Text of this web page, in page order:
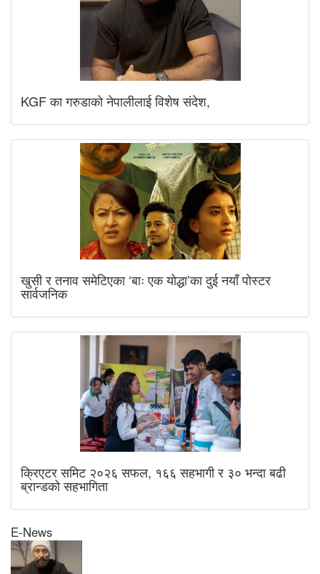
KGF का गरुडाको नेपालीलाई विशेष संदेश,
खुसी र तनाव समेटिएका ‘बाः एक योद्धा’का दुई नयाँ पोस्टर
सार्वजनिक
क्रिएटर समिट २०२६ सफल, १६६ सहभागी र ३० भन्दा बढी
ब्रान्डको सहभागिता
E-News